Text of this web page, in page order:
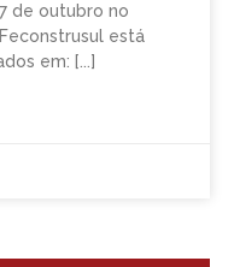
de outubro no
está
em: